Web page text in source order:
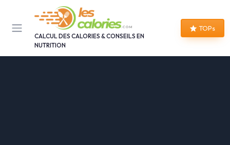
CALCUL DES CALORIES & CONSEILS EN
NUTRITION
TOPs
Panneau de gestion des cookies